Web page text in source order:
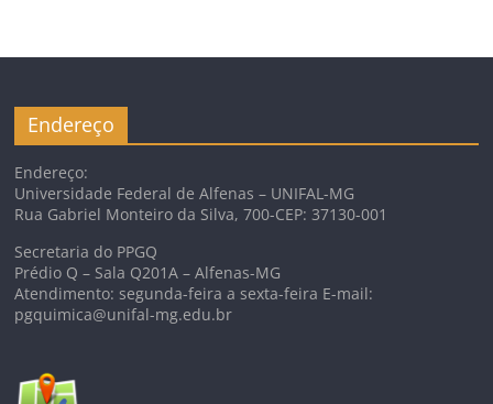
Endereço
Endereço:
Universidade Federal de Alfenas – UNIFAL-MG
Rua Gabriel Monteiro da Silva, 700-CEP: 37130-001
Secretaria do PPGQ
Prédio Q – Sala Q201A – Alfenas-MG
Atendimento: segunda-feira a sexta-feira E-mail:
pgquimica@unifal-mg.edu.br